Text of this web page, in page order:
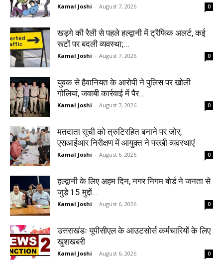
Kamal Joshi - August 7, 2026 0
खड़गे की रैली से पहले हल्द्वानी में ट्रैफिक अलर्ट, कई
रूटों पर बदली व्यवस्था;...
Kamal Joshi - August 7, 2026 0
युवक से हैवानियत के आरोपी ने पुलिस पर खोली
गोलियां, जवाबी कार्रवाई में पैर...
Kamal Joshi - August 7, 2026 0
मतदाता सूची को त्रुटिरहित बनाने पर जोर,
एसआईआर निरीक्षण में आयुक्त ने परखी व्यवस्थाएं
Kamal Joshi - August 6, 2026 0
हल्द्वानी के लिए अहम दिन, नगर निगम बोर्ड ने जनता से
जुड़े 15 मुद्दों...
Kamal Joshi - August 6, 2026 0
उत्तराखंडः यूपीसीएल के आउटसोर्स कर्मचारियों के लिए
खुशखबरी
Kamal Joshi - August 6, 2026 0